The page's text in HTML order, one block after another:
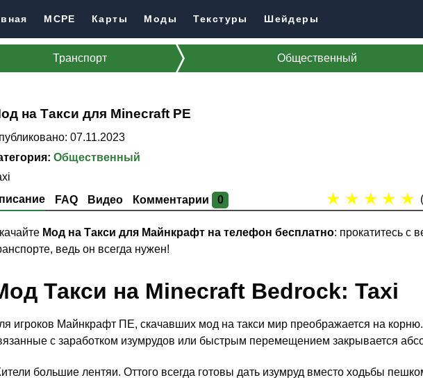
MCPE Карты Моды Текстуры Шейдеры
Транспорт Общественный
на Такси для Minecraft PE
07.11.2023
Общественный
FAQ Видео Комментарии 0 ★ ★ ★ ★ ★ (
Мод на Такси для Майнкрафт на телефон бесплатно: прокатитесь с
ведь он всегда нужен!
Такси на Minecraft Bedrock: Taxi
игроков Майнкрафт ПЕ, скачавших мод на такси мир преображается на
с заработком изумрудов или быстрым перемещением закрывается
большие лентяи. Оттого всегда готовы дать изумруд вместо ходьбы